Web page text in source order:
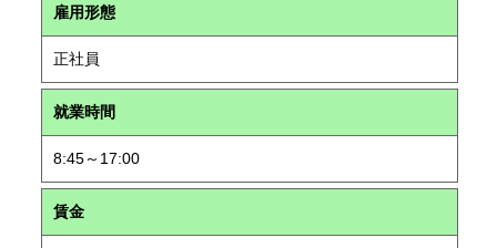
雇用形態
正社員
就業時間
8:45～17:00
賃金